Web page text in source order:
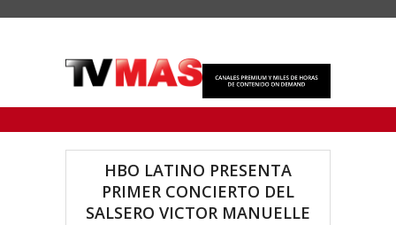
HBO LATINO PRESENTA
PRIMER CONCIERTO DEL
SALSERO VICTOR MANUELLE